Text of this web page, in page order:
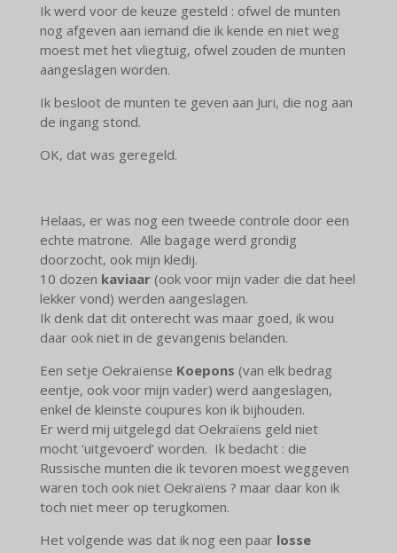
Ik werd voor de keuze gesteld : ofwel de munten
nog afgeven aan iemand die ik kende en niet weg
moest met het vliegtuig, ofwel zouden de munten
aangeslagen worden.
Ik besloot de munten te geven aan Juri, die nog aan
de ingang stond.
OK, dat was geregeld.
Helaas, er was nog een tweede controle door een
echte matrone. Alle bagage werd grondig
doorzocht, ook mijn kledij.
10 dozen kaviaar(ook voor mijn vader die dat heel
lekker vond) werden aangeslagen.
Ik denk dat dit onterecht was maar goed, ik wou
daar ook niet in de gevangenis belanden.
Een setje Oekraïense Koepons (van elk bedrag
eentje, ook voor mijn vader) werd aangeslagen,
enkel de kleinste coupures kon ik bijhouden.
Er werd mij uitgelegd dat Oekraïens geld niet
mocht ‘uitgevoerd’ worden. Ik bedacht : die
Russische munten die ik tevoren moest weggeven
waren toch ook niet Oekraïens ? maar daar kon ik
toch niet meer op terugkomen.
Het volgende was dat ik nog een paar losse